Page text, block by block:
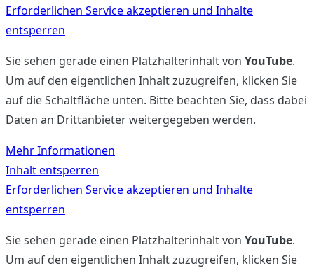
Erforderlichen Service akzeptieren und Inhalte
entsperren
Sie sehen gerade einen Platzhalterinhalt von YouTube.
Um auf den eigentlichen Inhalt zuzugreifen, klicken Sie
auf die Schaltfläche unten. Bitte beachten Sie, dass dabei
Daten an Drittanbieter weitergegeben werden.
Mehr Informationen
Inhalt entsperren
Erforderlichen Service akzeptieren und Inhalte
entsperren
Sie sehen gerade einen Platzhalterinhalt von YouTube.
Um auf den eigentlichen Inhalt zuzugreifen, klicken Sie